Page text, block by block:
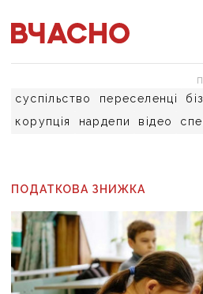
суспільство переселенці
корупція
нардепи відео
ПОДАТКОВА ЗНИЖКА